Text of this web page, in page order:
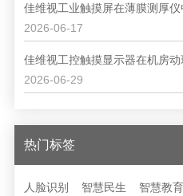
佳维视工业触摸屏在薄膜测厚仪
2026-06-17
佳维视工控触摸显示器在机房
2026-06-29
热门标签
人脸识别 智慧民生 智慧教育